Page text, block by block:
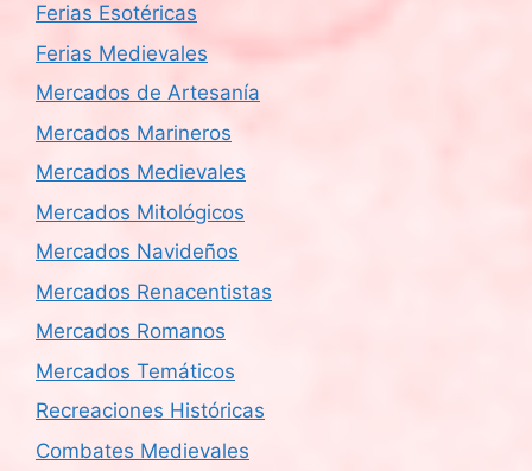
Ferias Esotéricas
Ferias Medievales
Mercados de Artesanía
Mercados Marineros
Mercados Medievales
Mercados Mitológicos
Mercados Navideños
Mercados Renacentistas
Mercados Romanos
Mercados Temáticos
Recreaciones Históricas
Combates Medievales